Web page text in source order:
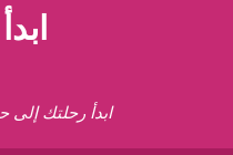
ابدأ رحلتك إلى